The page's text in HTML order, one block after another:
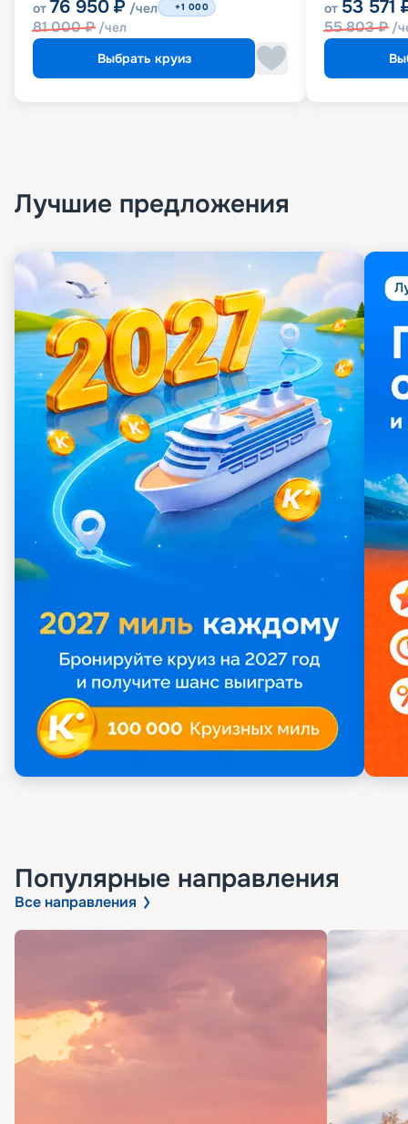
от 76 950 ₽ /чел
81 000₽ /чел
+1 000
Выбрать круиз
от 53 571
55 803₽ /
Лучшие предложения
Популярные направления
Все направления